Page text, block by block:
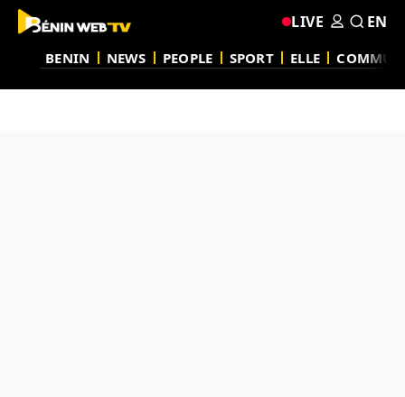
BENIN NEWS PEOPLE SPORT ELLE
LIVE EN